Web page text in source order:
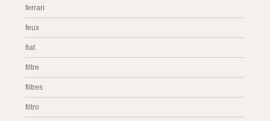
ferrari
feux
fiat
filtre
filtres
filtro